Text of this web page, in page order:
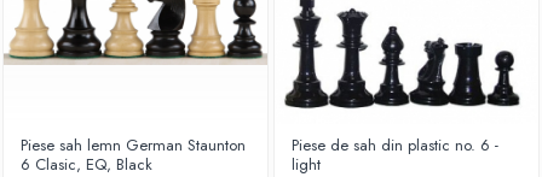
Piese sah lemn German Staunton
6 Clasic, EQ, Black
Piese de sah din plastic no. 6 -
light